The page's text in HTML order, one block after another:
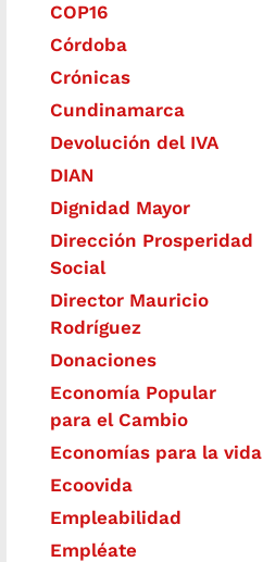
COP16
Córdoba
Crónicas
Cundinamarca
Devolución del IVA
DIAN
Dignidad Mayor
Dirección Prosperidad
Social
Director Mauricio
Rodríguez
Donaciones
Economía Popular
para el Cambio
Economías para la vida
Ecoovida
Empleabilidad
Empléate